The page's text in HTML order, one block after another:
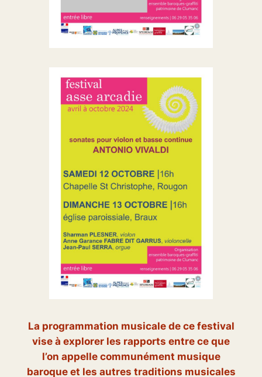
La programmation musicale de ce festival
vise à explorer les rapports entre ce que
l’on appelle communément musique
baroque et les autres traditions musicales